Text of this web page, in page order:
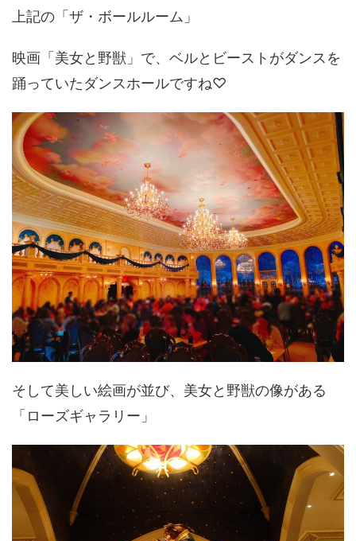
上記の「ザ・ボールルーム」
映画「美女と野獣」で、ベルとビーストがダンスを
踊っていたダンスホールですね♡
そして美しい絵画が並び、美女と野獣の像がある
「ローズギャラリー」